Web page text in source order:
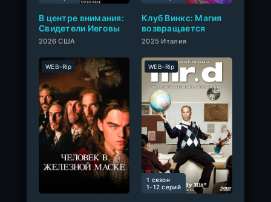
В центре внимания:
Свидетели Иеговы
2026 США
Клуб Винкс: Магия
возвращается
2025 Италия
WEB-Rip WEB-Rip
1 сезон
1-12 cерий